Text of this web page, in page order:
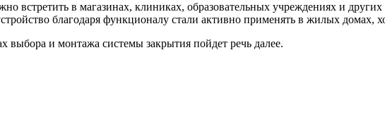
встретить в магазинах, клиниках, образовательных учреждениях и
благодаря функционалу стали активно применять в жилых домах,
выбора и монтажа системы закрытия пойдет речь далее.